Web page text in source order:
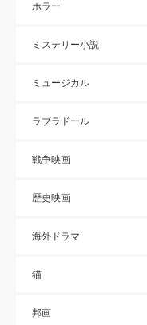
ホラー
ミステリー小説
ミュージカル
ラブラドール
戦争映画
歴史映画
海外ドラマ
猫
邦画